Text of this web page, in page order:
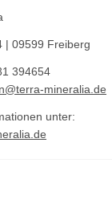
| 09599 Freiberg
394654
mineralia.de
unter: